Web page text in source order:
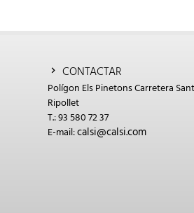
CONTACTAR
Polígon Els Pinetons Carretera
Ripollet
T.: 93 580 72 37
E-mail:calsi@calsi.com